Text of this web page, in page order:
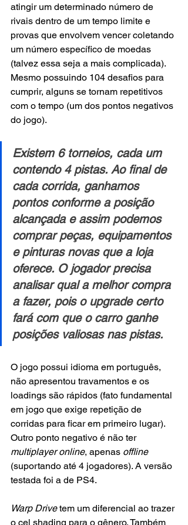
atingir um determinado número de
rivais dentro de um tempo limite e
provas que envolvem vencer coletando
um número específico de moedas
(talvez essa seja a mais complicada).
Mesmo possuindo 104 desafios para
cumprir, alguns se tornam repetitivos
com o tempo (um dos pontos negativos
do jogo).
Existem 6 torneios, cada um
contendo 4 pistas. Ao final de
cada corrida, ganhamos
pontos conforme a posição
alcançada e assim podemos
comprar peças, equipamentos
e pinturas novas que a loja
oferece. O jogador precisa
analisar qual a melhor compra
a fazer, pois o upgrade certo
fará com que o carro ganhe
posições valiosas nas pistas.
O jogo possui idioma em português,
não apresentou travamentos e os
loadings são rápidos (fato fundamental
em jogo que exige repetição de
corridas para ficar em primeiro lugar).
Outro ponto negativo é não ter
multiplayer online, apenas offline
(suportando até 4 jogadores). A versão
testada foi a de PS4.
Warp Drive tem um diferencial ao trazer
o cel shading para o gênero. Também